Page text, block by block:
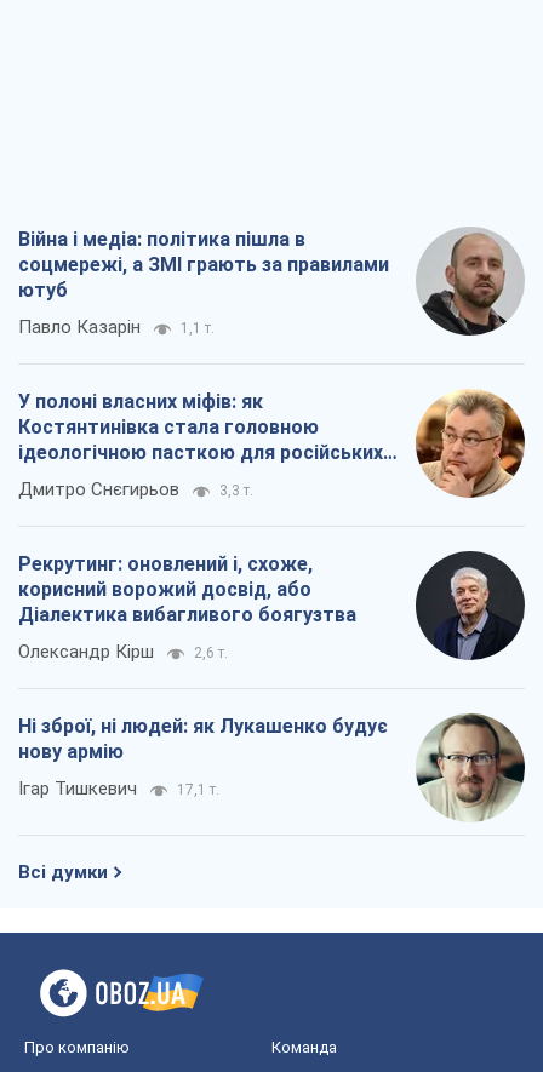
Війна і медіа: політика пішла в
соцмережі, а ЗМІ грають за правилами
ютуб
Павло Казарін 1,1 т.
У полоні власних міфів: як
Костянтинівка стала головною
ідеологічною пасткою для російських
окупантів
Дмитро Снєгирьов 3,3 т.
Рекрутинг: оновлений і, схоже,
корисний ворожий досвід, або
Діалектика вибагливого боягузтва
Олександр Кірш 2,6 т.
Ні зброї, ні людей: як Лукашенко будує
нову армію
Ігар Тишкевич 17,1 т.
Всі думки
Про компанію Команда